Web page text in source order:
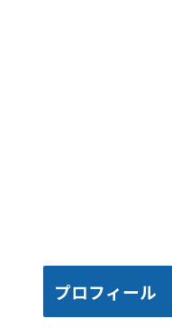
プロフィール